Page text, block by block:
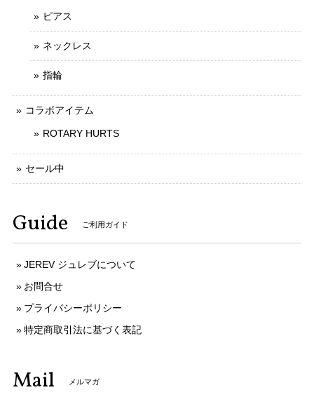
ピアス
ネックレス
指輪
コラボアイテム
ROTARY HURTS
セール中
Guide ご利用ガイド
JEREV ジュレブについて
お問合せ
プライバシーポリシー
特定商取引法に基づく表記
Mail メルマガ